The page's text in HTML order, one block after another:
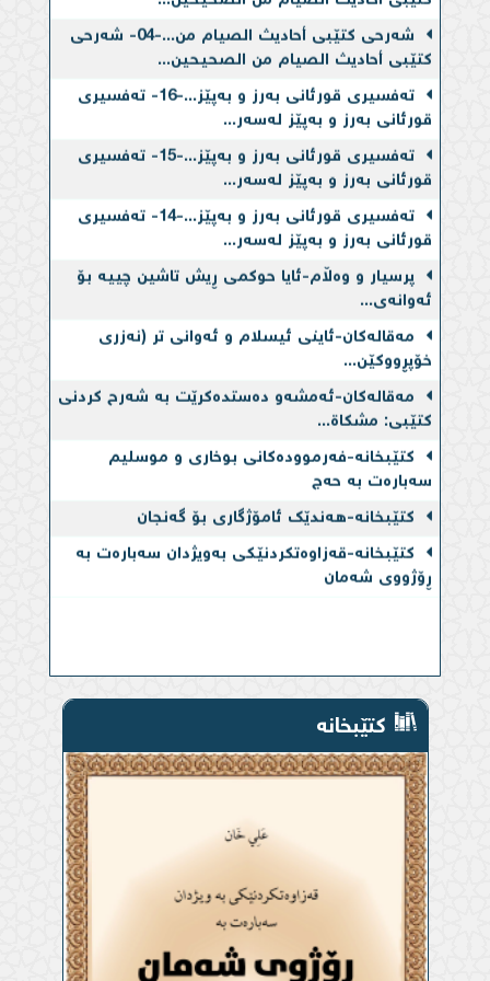
شەرحی کتێبی أحادیث الصیام من...-04- شەرحی
کتێبی أحادیث الصیام من الصحیحین...
تەفسیری قورئانی بەرز و بەپێز...-16- تەفسیری
قورئانی بەرز و بەپێز لەسەر...
تەفسیری قورئانی بەرز و بەپێز...-15- تەفسیری
قورئانی بەرز و بەپێز لەسەر...
تەفسیری قورئانی بەرز و بەپێز...-14- تەفسیری
قورئانی بەرز و بەپێز لەسەر...
پرسیار و وەڵام-ئایا حوكمی ڕیش تاشین چییه‌ بۆ
ئه‌وانه‌ی...
مەقالەکان-ئاینی ئیسلام و ئه‌وانی تر (نه‌زری
خۆپڕووكێن...
مەقالەکان-ئه‌مشه‌و ده‌ستده‌كرێت به‌ شەرح کردنی
کتێبی: مشکاة...
کتێبخانە-فەرموودەكانی بوخاری و موسلیم
سەبارەت بە حەج
کتێبخانە-هەندێک ئامۆژگاری بۆ گەنجان
کتێبخانە-قەزاوەتكردنێكی بەویژدان سەبارەت بە
ڕۆژووی شەمان
کتێبخانە